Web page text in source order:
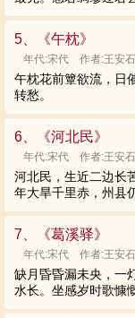
5、《午枕》
年代:宋代 作者:王安石
午枕花前簟欲流，日
转愁。
6、《河北民》
年代:宋代 作者:王安石
河北民，生近二边长
年大旱千里赤，州县
7、《葛溪驿》
年代:宋代 作者:王安石
缺月昏昏漏未央，一
水长。坐感岁时歌慷